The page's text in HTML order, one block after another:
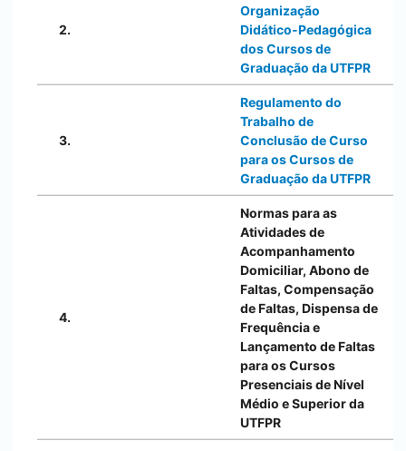
2.
Organização
Didático-Pedagógica
dos Cursos de
Graduação da UTFPR
3.
Regulamento do
Trabalho de
Conclusão de Curso
para os Cursos de
Graduação da UTFPR
4.
Normas para as
Atividades de
Acompanhamento
Domiciliar, Abono de
Faltas, Compensação
de Faltas, Dispensa de
Frequência e
Lançamento de Faltas
para os Cursos
Presenciais de Nível
Médio e Superior da
UTFPR